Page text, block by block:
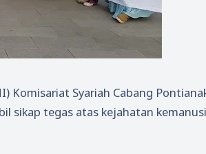
Komisariat Syariah Cabang
sikap tegas atas kejahatan